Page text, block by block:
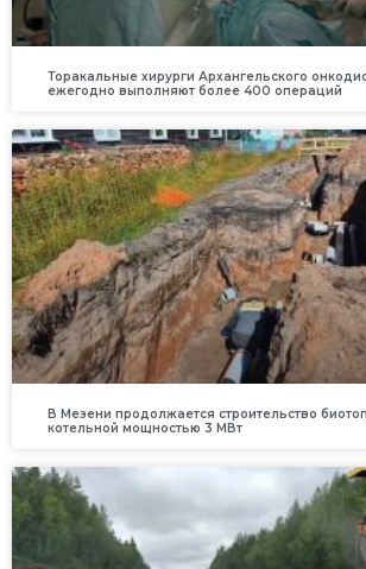
Торакальные хирурги Архангельского
ежегодно выполняют более 400 операций
В Мезени продолжается строительство
котельной мощностью 3 МВт